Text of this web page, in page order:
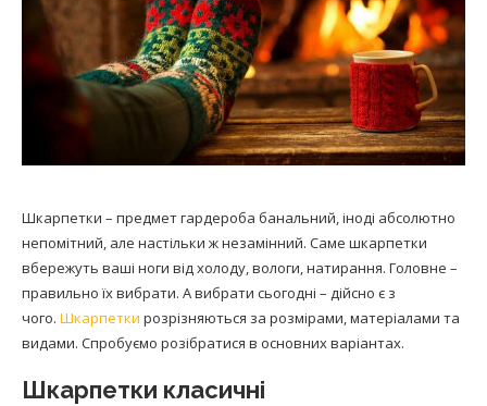
Шкарпетки – предмет гардероба банальний, іноді абсолютно
непомітний, але настільки ж незамінний. Саме шкарпетки
вбережуть ваші ноги від холоду, вологи, натирання. Головне –
правильно їх вибрати. А вибрати сьогодні – дійсно є з
чого. Шкарпетки розрізняються за розмірами, матеріалами та
видами. Спробуємо розібратися в основних варіантах.
Шкарпетки класичні